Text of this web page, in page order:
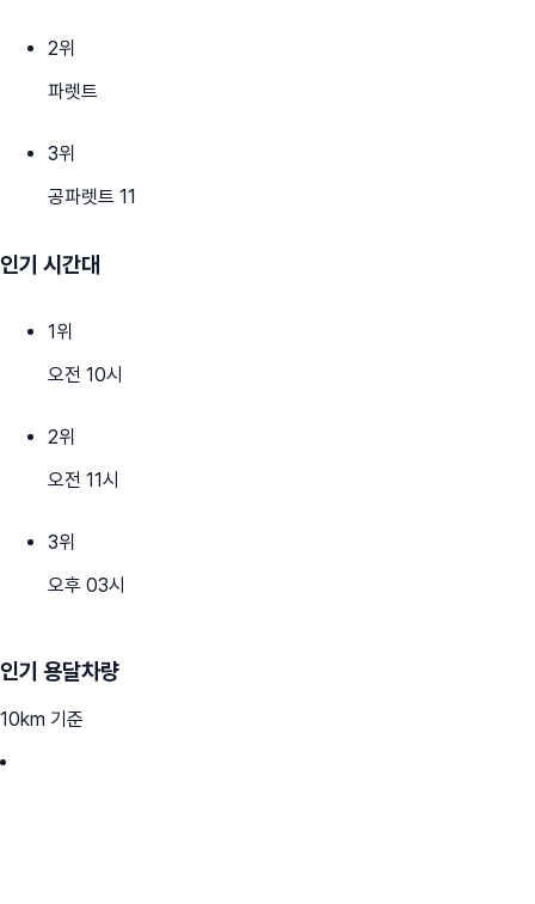
2위
파렛트
3위
공파렛트 11
인기 시간대
1위
오전 10시
2위
오전 11시
3위
오후 03시
인기 용달차량
10km 기준